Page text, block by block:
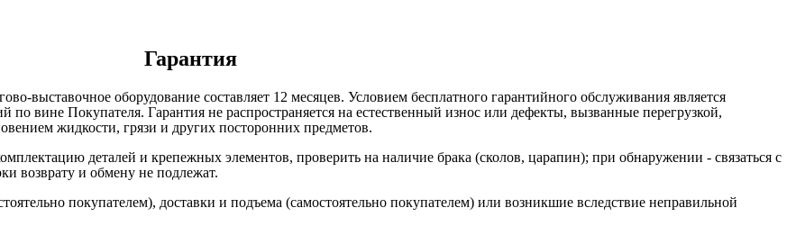
Гарантия
выставочное оборудование составляет 12 месяцев. Условием бесплатного гарантийного обслуживания является
по вине Покупателя. Гарантия не распространяется на естественный износ или дефекты, вызванные перегрузкой,
жидкости, грязи и других посторонних предметов.
деталей и крепежных элементов, проверить на наличие брака (сколов, царапин); при обнаружении - связаться с
возврату и обмену не подлежат.
покупателем), доставки и подъема (самостоятельно покупателем) или возникшие вследствие неправильной